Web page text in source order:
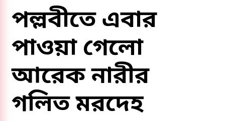
পল্লবীতে এবার
পাওয়া গেলো
আরেক নারীর
গলিত মরদেহ